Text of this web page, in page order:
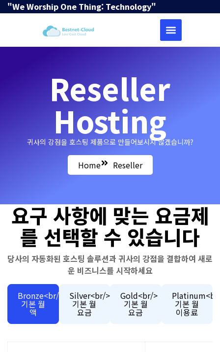
"We Worship One Thing: Technology"
Reseller
Hosting
귀사의 강점을 호스팅 제품으로 만들어보시지 않겠습니까?
Home Reseller
요구 사항에 맞는 요금제
를 선택할 수 있습니다
당사의 자동화된 호스팅 솔루션과 귀사의 강점을 결합하여 새로
운 비즈니스를 시작하세요
Bronze<br/>
기본 월
액
Silver<br/>
기본 월
요금
Gold<br/>
기본 월
요금
기본 월
이용료